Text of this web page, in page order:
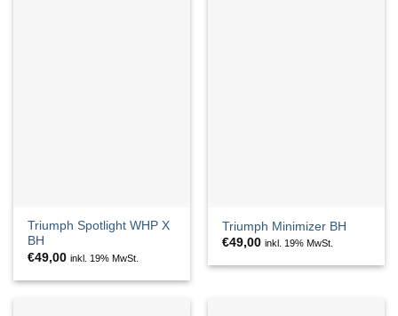
Triumph Spotlight WHP X
BH
€49,00 inkl. 19% MwSt.
Triumph Minimizer BH
€49,00 inkl. 19% MwSt.